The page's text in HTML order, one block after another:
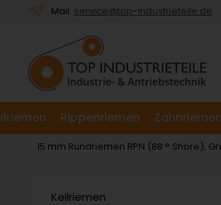
Willkommen.
für
das
Barrierefreiheitsmenü
Mail: service@top-industrieteile.de
Rippenriemen Zahnriemen
15 mm Rundriemen RPN (88 ° Shore),
Keilriemen